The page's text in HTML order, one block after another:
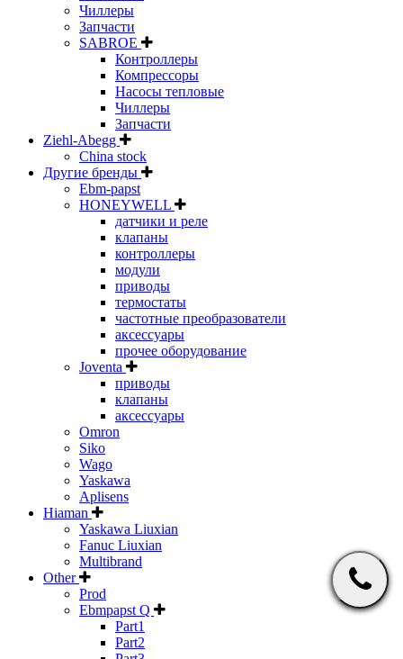
Чиллеры
Запчасти
SABROE
Контроллеры
Компрессоры
Насосы тепловые
Чиллеры
Запчасти
Ziehl-Abegg
China stock
Другие бренды
Ebm-papst
HONEYWELL
датчики и реле
клапаны
контроллеры
модули
приводы
термостаты
частотные преобразователи
аксессуары
прочее оборудование
Joventa
приводы
клапаны
аксессуары
Omron
Siko
Wago
Yaskawa
Aplisens
Hiaman
Yaskawa Liuxian
Fanuc Liuxian
Multibrand
Other
Prod
Ebmpapst Q
Part1
Part2